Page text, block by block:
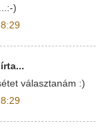
)
írta...
választanám :)